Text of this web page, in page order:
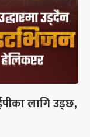
लागि उड्छ,